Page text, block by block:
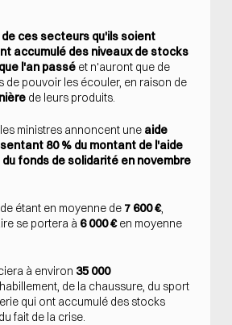
ces secteursqu'ils soient
accumulé des niveaux de stocks
l'an passéet n'auront que de
de pouvoir les écouler, en raison de
de leurs produits.
ministres annoncent une aide
80 % du montant de l'aide
fonds de solidarité en novembre
étant en moyenne de 7 600 €,
se portera à 6 000 €en moyenne
à environ 35 000
de la chaussure, du sport
qui ont accumulé des stocks
fait de la crise.